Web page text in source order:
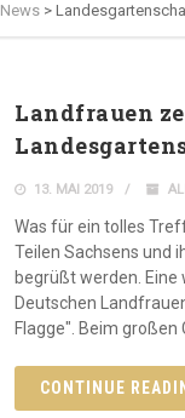
News >
Landfrauen
13. MAI 2019
Was für ein tolles
Teilen Sachsens und
begrüßt werden.
Deutschen
Flagge". Beim
CONTINUE